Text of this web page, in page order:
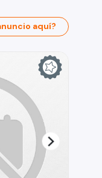
aquí?